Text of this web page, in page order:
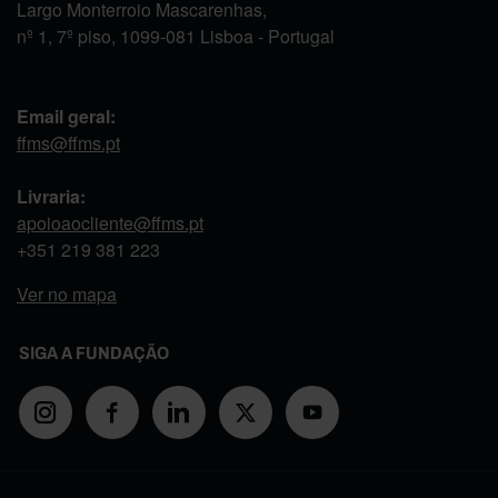
Largo Monterroio Mascarenhas,
nº 1, 7º piso, 1099-081 Lisboa - Portugal
Email geral:
ffms@ffms.pt
Livraria:
apoioaocliente@ffms.pt
+351 219 381 223
Ver no mapa
SIGA A FUNDAÇÃO